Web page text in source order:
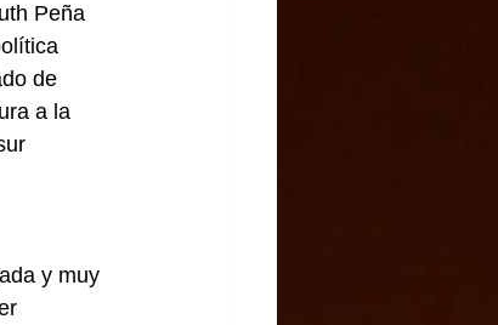
Peña
de
a la
y muy